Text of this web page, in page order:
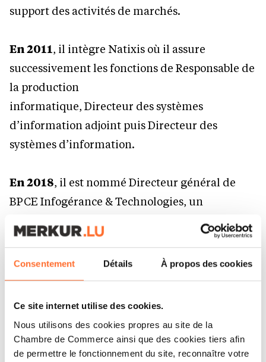
Consentement Détails À propos des cookies
Ce site internet utilise des cookies.
Nous utilisons des cookies propres au site de la
Chambre de Commerce ainsi que des cookies tiers afin
de permettre le fonctionnement du site, reconnaître votre
support des activités de marchés.
En 2011, il intègre Natixis où il assure
successivement les fonctions de Responsable de
la production
informatique, Directeur des systèmes
d’information adjoint puis Directeur des
systèmes d’information.
En 2018, il est nommé Directeur général de
BPCE Infogérance & Technologies, un
groupement d’intérêt économique employant 1
700 collaborateurs au service des entités du
groupe BPCE (Banque Populaire Caisse
d’Epargne).
d’Azqore en charge de l’Informatique.